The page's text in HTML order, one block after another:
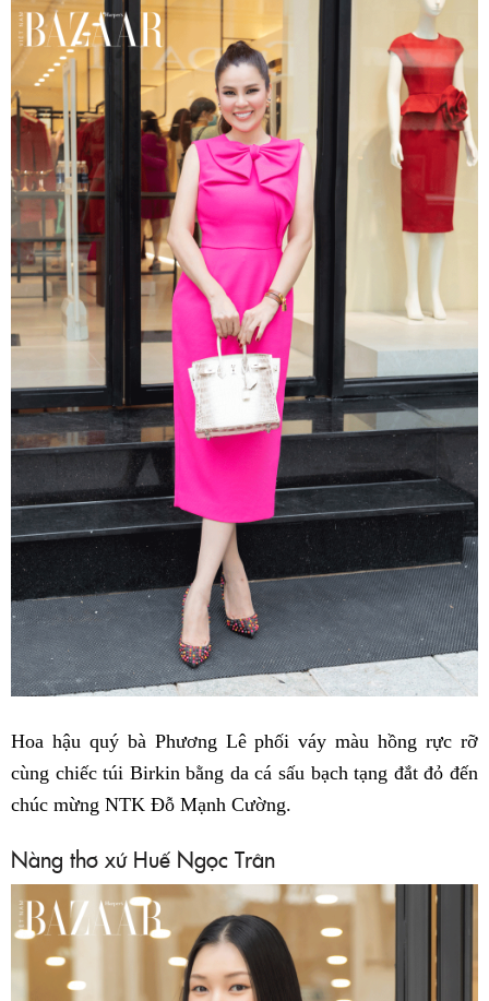
Hoa hậu quý bà Phương Lê phối váy màu hồng rực rỡ
cùng chiếc túi Birkin bằng da cá sấu bạch tạng đắt đỏ đến
chúc mừng NTK Đỗ Mạnh Cường.
Nàng thơ xứ Huế Ngọc Trân